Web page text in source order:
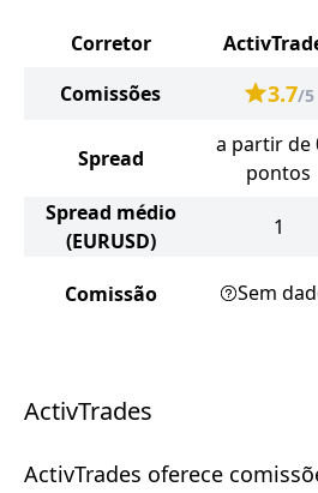
Corretor
Comissões
3.7/5
Spread
a partir de
pontos
Spread médio
(EURUSD)
1
Comissão Sem
ActivTrades
ActivTrades oferece